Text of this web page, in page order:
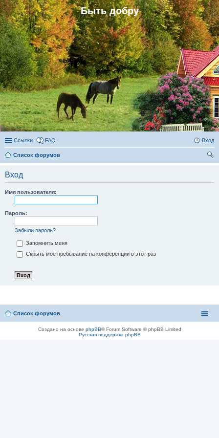
Быть добру
Ссылки FAQ Вход
Список форумов
Вход
Имя пользователя:
Пароль:
Забыли пароль?
Запомнить меня
Скрыть моё пребывание на конференции в этот раз
Список форумов
Создано на основе phpBB® Forum Software © phpBB Limited
Русская поддержка phpBB